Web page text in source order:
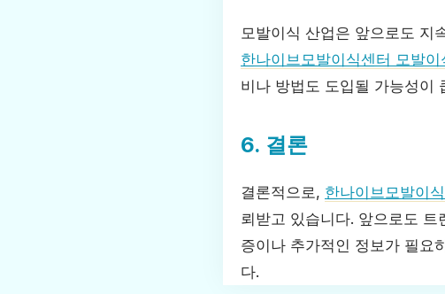
모발이식 산업은 앞으로도 지
한나이브모발이식센터 모발이
비나 방법도 도입될 가능성이
6. 결론
결론적으로, 한나이브모발이
뢰받고 있습니다. 앞으로도
증이나 추가적인 정보가 필요
다.